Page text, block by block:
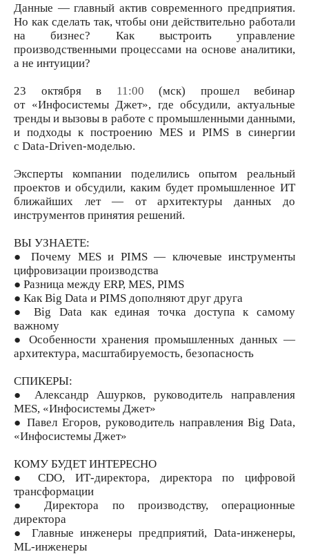
Данные — главный актив современного предприятия.
Но как сделать так, чтобы они действительно работали
на бизнес? Как выстроить управление
производственными процессами на основе аналитики,
а не интуиции?
23 октября в 11:00 (мск) прошел вебинар
от «Инфосистемы Джет», где обсудили, актуальные
тренды и вызовы в работе с промышленными данными,
и подходы к построению MES и PIMS в синергии
с Data-Driven-моделью.
Эксперты компании поделились опытом реальный
проектов и обсудили, каким будет промышленное ИТ
ближайших лет — от архитектуры данных до
инструментов принятия решений.
ВЫ УЗНАЕТЕ:
● Почему MES и PIMS — ключевые инструменты
цифровизации производства
● Разница между ERP, MES, PIMS
● Как Big Data и PIMS дополняют друг друга
● Big Data как единая точка доступа к самому
важному
● Особенности хранения промышленных данных —
архитектура, масштабируемость, безопасность
СПИКЕРЫ:
● Александр Ашурков, руководитель направления
MES, «Инфосистемы Джет»
● Павел Егоров, руководитель направления Big Data,
«Инфосистемы Джет»
КОМУ БУДЕТ ИНТЕРЕСНО
● CDO, ИТ-директора, директора по цифровой
трансформации
● Директора по производству, операционные
директора
● Главные инженеры предприятий, Data-инженеры,
ML-инженеры